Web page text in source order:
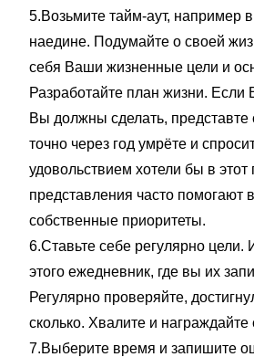
5.Возьмите тайм-аут, например
наедине. Подумайте о своей
себя Ваши жизненные цели и
Разработайте план жизни. Если
Вы должны сделать, представте
точно через год умрёте и
удовольствием хотели бы в
представления часто помогают
собственные приоритеты.
6.Ставьте себе регулярно цели.
этого ежедневник, где вы их
Регулярно проверяйте,
сколько. Хвалите и награждайте
7.Выберите время и запишите